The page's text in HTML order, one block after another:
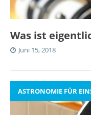
Was ist
Juni 15, 2018
ASTRONOMIE FÜR